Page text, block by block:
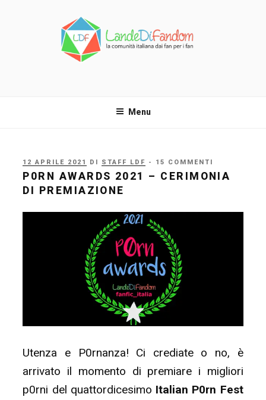
Menu
PUBBLICATO
IL
12 APRILE 2021 DI STAFF LDF - 15 COMMENTI
P0RN AWARDS 2021 – CERIMONIA
DI PREMIAZIONE
Utenza e P0rnanza! Ci crediate o no, è
arrivato il momento di premiare i migliori
p0rni del quattordicesimo Italian P0rn Fest